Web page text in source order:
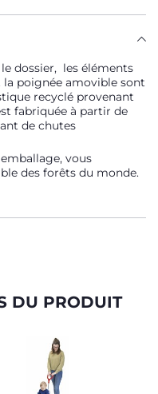
dossier, les éléments
la poignée amovible sont
recyclé provenant
fabriquée à partir de
de chutes
vous
des forêts du monde.
DU PRODUIT